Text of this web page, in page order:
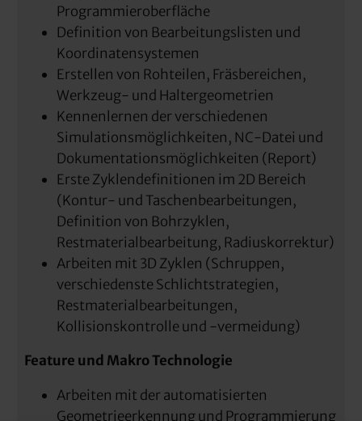
Programmieroberfläche
Definition von Bearbeitungslisten und
Koordinatensystemen
Erstellen von Rohteilen, Fräsbereichen,
Werkzeug- und Haltergeometrien
Kennenlernen der verschiedenen
Simulationsmöglichkeiten, NC-Datei und
Dokumentationsmöglichkeiten (Report)
Erste Zyklendefinitionen im 2D Bereich
(Kontur- und Taschenbearbeitungen,
Definition von Bohrzyklen,
Restmaterialbearbeitung, Radiuskorrektur)
Arbeiten mit 3D Zyklen (Schruppen,
verschiedenste Schlichtstrategien,
Restmaterialbearbeitungen,
Kollisionskontrolle und -vermeidung)
Feature und Makro Technologie
Arbeiten mit der automatisierten
Geometrieerkennung und Programmierung